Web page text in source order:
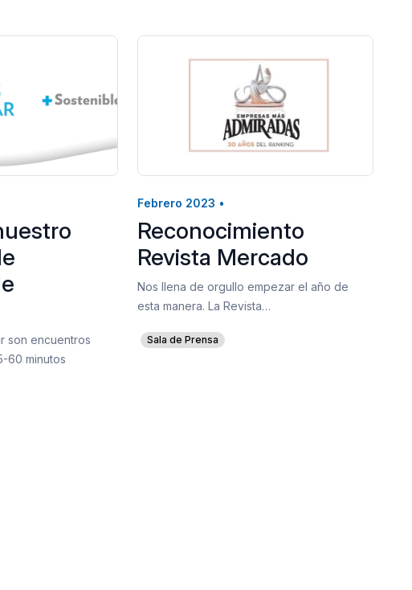
son encuentros
60 minutos
Febrero 2023 •
Reconocimiento
Revista Mercado
Nos llena de orgullo empezar el año de
esta manera. La Revista…
Sala de Prensa